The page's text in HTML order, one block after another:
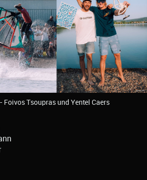
Foivos Tsoupras und Yentel Caers